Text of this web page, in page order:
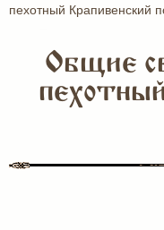
пехотный Крапивенский
Общие